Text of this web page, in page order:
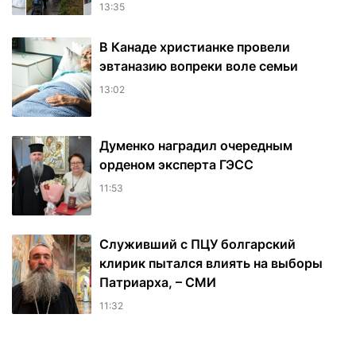
13:35
В Канаде христианке провели
эвтаназию вопреки воле семьи
13:02
Думенко наградил очередным
орденом эксперта ГЭСС
11:53
Служивший с ПЦУ болгарский
клирик пытался влиять на выборы
Патриарха, – СМИ
11:32